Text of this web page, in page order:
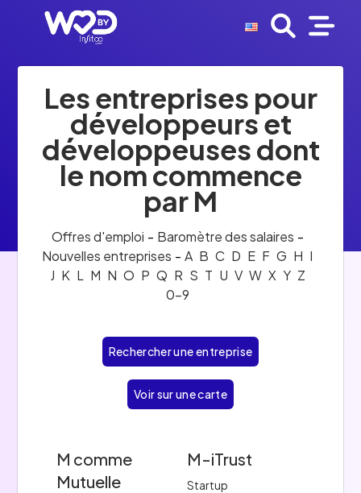
Les entreprises pour
développeurs et
développeuses dont
le nom commence
par M
Offres d'emploi - Baromètre des salaires -
Nouvelles entreprises - A B C D E F G H I
J K L M N O P Q R S T U V W X Y Z
0-9
Rechercher une entreprise
Voir sur une carte
M comme
Mutuelle
M-iTrust
Startup